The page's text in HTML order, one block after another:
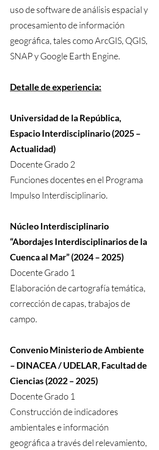
uso de software de análisis espacial y
procesamiento de información
geográfica, tales como ArcGIS, QGIS,
SNAP y Google Earth Engine.
Detalle de experiencia:
Universidad de la República,
Espacio Interdisciplinario (2025 –
Actualidad)
Docente Grado 2
Funciones docentes en el Programa
Impulso Interdisciplinario.
Núcleo Interdisciplinario
“Abordajes Interdisciplinarios de la
Cuenca al Mar” (2024 – 2025)
Docente Grado 1
Elaboración de cartografía temática,
corrección de capas, trabajos de
campo.
Convenio Ministerio de Ambiente
– DINACEA / UDELAR, Facultad de
Ciencias (2022 – 2025)
Docente Grado 1
Construcción de indicadores
ambientales e información
geográfica a través del relevamiento,